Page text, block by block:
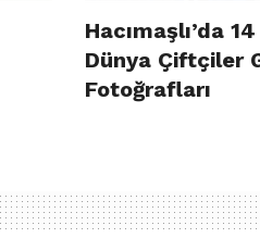
Hacımaşlı’da
Dünya Çiftçiler
Fotoğrafları